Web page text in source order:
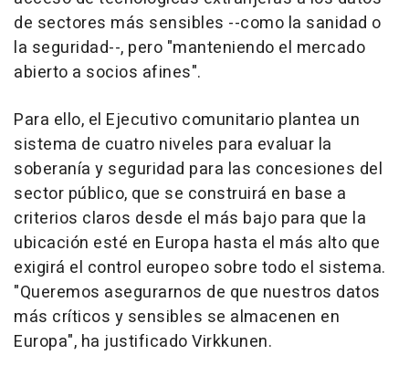
de sectores más sensibles --como la sanidad o
la seguridad--, pero "manteniendo el mercado
abierto a socios afines".
Para ello, el Ejecutivo comunitario plantea un
sistema de cuatro niveles para evaluar la
soberanía y seguridad para las concesiones del
sector público, que se construirá en base a
criterios claros desde el más bajo para que la
ubicación esté en Europa hasta el más alto que
exigirá el control europeo sobre todo el sistema.
"Queremos asegurarnos de que nuestros datos
más críticos y sensibles se almacenen en
Europa", ha justificado Virkkunen.